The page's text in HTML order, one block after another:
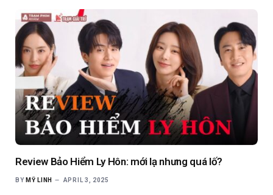
Review Bảo Hiểm Ly Hôn: mới lạ nhưng quá lố?
BY MỸ LINH APRIL 3, 2025